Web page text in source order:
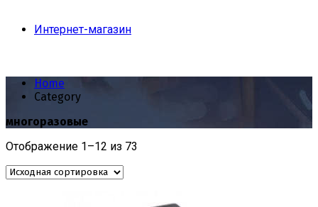
Интернет-магазин
Home
Category
многоразовые
Отображение 1–12 из 73